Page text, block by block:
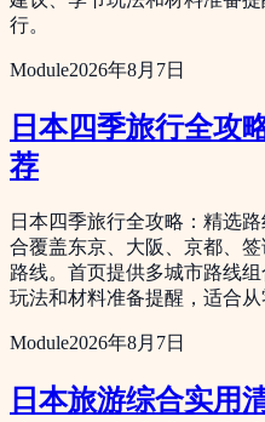
行。
Module2026年8月7日
日本四季旅行全攻
荐
日本四季旅行全攻略：精选
合覆盖东京、大阪、京都、
路线。首页提供多城市路线
玩法和材料准备提醒，适合从
Module2026年8月7日
日本旅游综合实用